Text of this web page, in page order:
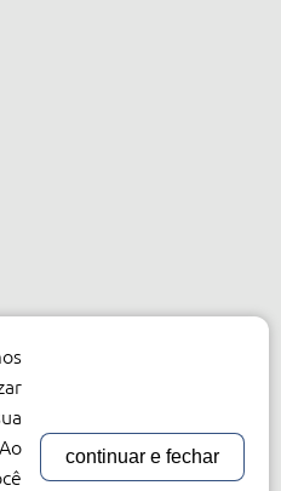
continuar e fechar